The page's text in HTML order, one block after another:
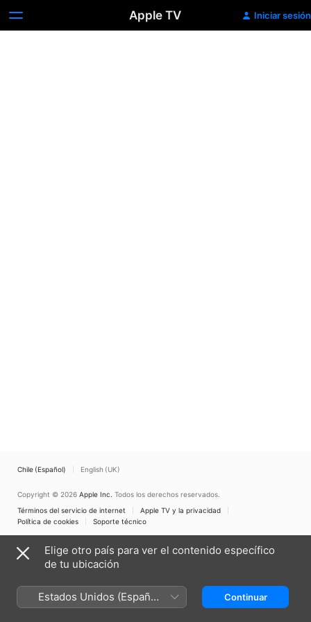
Apple TV Iniciar sesión
Chile (Español) English (UK)
Copyright © 2026 Apple Inc. Todos los derechos reservados.
Términos del servicio de internet
Apple TV y la privacidad
Política de cookies
Soporte técnico
Elige otro país para ver el contenido específico
de tu ubicación
Estados Unidos (Español
México)
Continuar